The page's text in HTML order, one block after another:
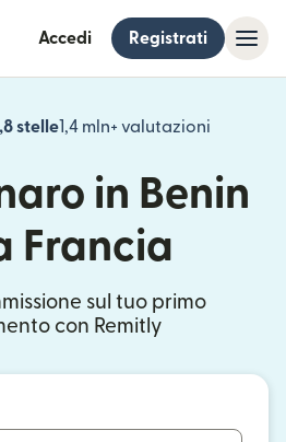
Accedi Registrati
stelle1,4 mln+ valutazioni
in Benin
Francia
sul tuo primo
con Remitly